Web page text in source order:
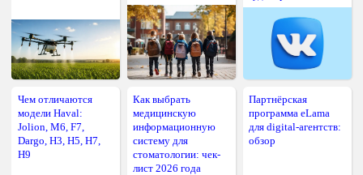
Чем отличаются
модели Haval:
Jolion, M6, F7,
Dargo, H3, H5, H7,
H9
Как выбрать
медицинскую
информационную
систему для
стоматологии: чек-
лист 2026 года
Партнёрская
программа eLama
для digital-агентств:
обзор